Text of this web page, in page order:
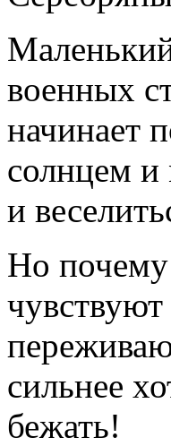
военных
начинает
солнцем и
и
Но
чувствуют
сильнее
бежать!